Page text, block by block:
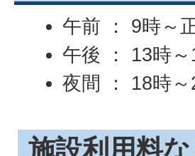
午前 ： 9時～
午後 ： 13時～
夜間 ： 18時～
施設利用料